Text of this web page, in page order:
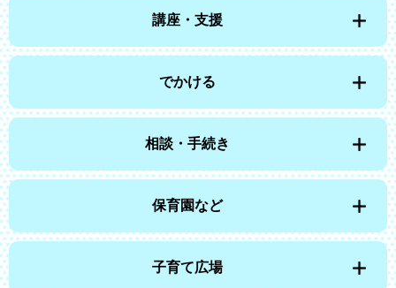
講座・支援
でかける
相談・手続き
保育園など
子育て広場